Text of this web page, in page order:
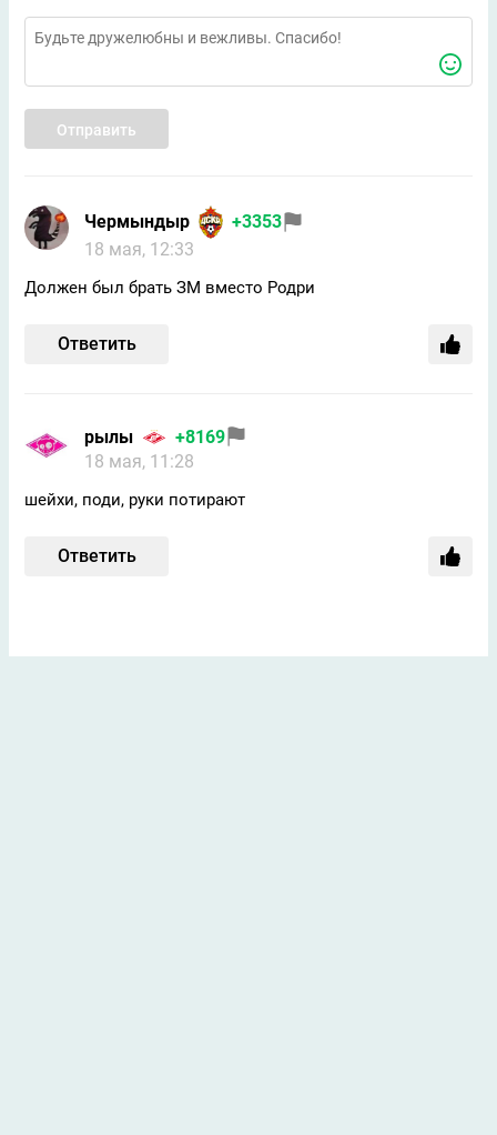
Отправить
Чермындыр
+3353
18 мая, 12:33
Должен был брать ЗМ вместо Родри
Ответить
рылы
+8169
18 мая, 11:28
шейхи, поди, руки потирают
Ответить